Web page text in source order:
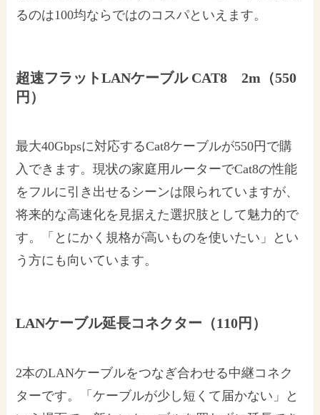
るのは100均ならではのコスパといえます。
超速フラットLANケーブル CAT8 2m（550
円）
最大40Gbpsに対応するCat8ケーブルが550円で購
入できます。現状の家庭用ルーターでCat8の性能
をフルに引き出せるシーンは限られていますが、
将来的な高速化を見据えた選択肢として魅力的で
す。「とにかく規格が高いものを使いたい」とい
う方にも向いています。
LANケーブル延長コネクター（110円）
2本のLANケーブルをつなぎ合わせる中継コネク
ターです。「ケーブルが少し短くて届かない」と